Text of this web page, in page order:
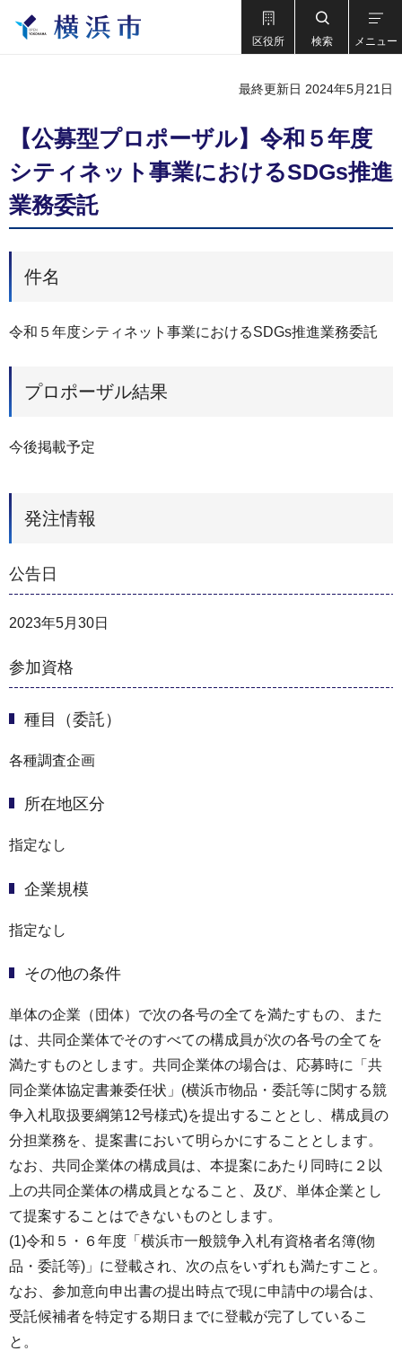
区役所 検索 メニュー
最終更新日 2024年5月21日
【公募型プロポーザル】令和５年度
シティネット事業におけるSDGs推進
業務委託
件名
令和５年度シティネット事業におけるSDGs推進業務委託
プロポーザル結果
今後掲載予定
発注情報
公告日
2023年5月30日
参加資格
種目（委託）
各種調査企画
所在地区分
指定なし
企業規模
指定なし
その他の条件
単体の企業（団体）で次の各号の全てを満たすもの、また
は、共同企業体でそのすべての構成員が次の各号の全てを
満たすものとします。共同企業体の場合は、応募時に「共
同企業体協定書兼委任状」(横浜市物品・委託等に関する競
争入札取扱要綱第12号様式)を提出することとし、構成員の
分担業務を、提案書において明らかにすることとします。
なお、共同企業体の構成員は、本提案にあたり同時に２以
上の共同企業体の構成員となること、及び、単体企業とし
て提案することはできないものとします。
(1)令和５・６年度「横浜市一般競争入札有資格者名簿(物
品・委託等)」に登載され、次の点をいずれも満たすこと。
なお、参加意向申出書の提出時点で現に申請中の場合は、
受託候補者を特定する期日までに登載が完了しているこ
と。